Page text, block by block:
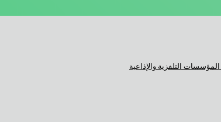
التلفزية والإذاعية